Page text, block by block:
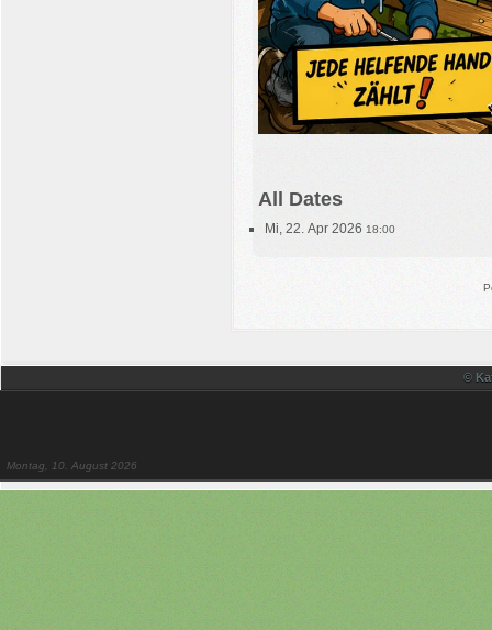
All Dates
Mi, 22. Apr 2026 18:00
©
Montag, 10. August 2026